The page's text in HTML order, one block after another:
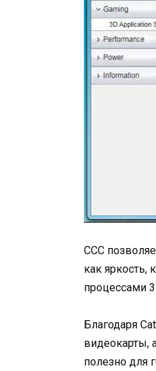
CCC
как яркость,
процессами
Благодаря
видеокарты,
полезно для